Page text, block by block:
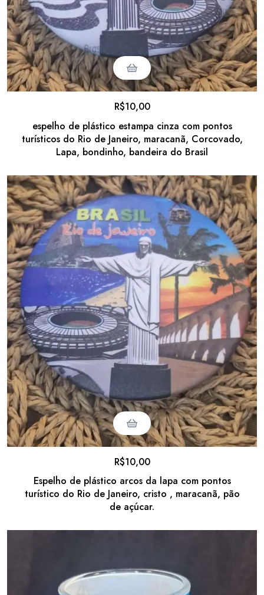
espelho de plástico estampa cinza com pontos
turísticos do Rio de Janeiro, maracanã, Corcovado,
Lapa, bondinho, bandeira do Brasil
R$10,00
Espelho de plástico arcos da lapa com pontos
turístico do Rio de Janeiro, cristo , maracanã, pão
de açúcar.
R$10,00